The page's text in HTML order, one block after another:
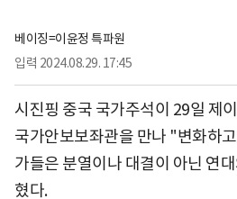
베이징=이윤정 특파원
입력 2024.08.29. 17:45
시진핑 중국 국가주석이 29일 제
국가안보보좌관을 만나 "변화하
가들은 분열이나 대결이 아닌 연
혔다.